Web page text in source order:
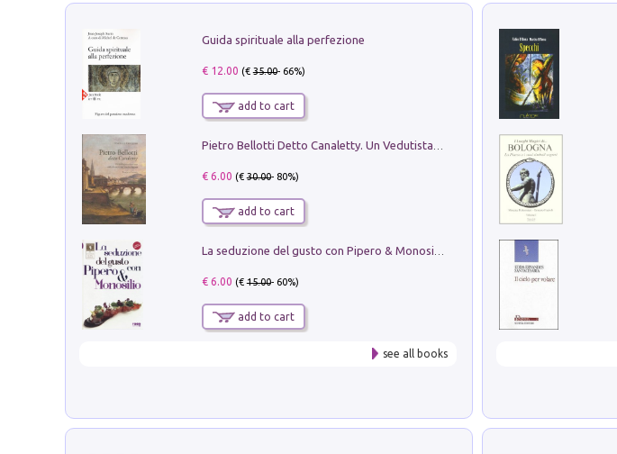
Guida spirituale alla perfezione
€ 12.00 (€35.00- 66%)
add to cart
€ 6.00 (€30.00- 80%)
add to cart
€ 6.00 (€15.00- 60%)
add to cart
see all books